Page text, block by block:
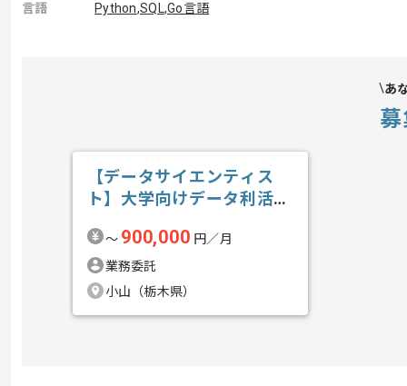
言語
Python,SQL ,Go言語
あ
【データサイエンティス
ト】大学向けデータ利活用
〜 900,000 円／月
業務委託
小山（栃木県）